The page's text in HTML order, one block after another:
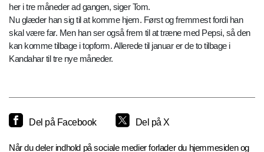
her i tre måneder ad gangen, siger Tom.
Nu glæder han sig til at komme hjem. Først og fremmest fordi han
skal være far. Men han ser også frem til at træne med Pepsi, så den
kan komme tilbage i topform. Allerede til januar er de to tilbage i
Kandahar til tre nye måneder.
Del på Facebook Del på X
Når du deler indhold på sociale medier forlader du hjemmesiden og